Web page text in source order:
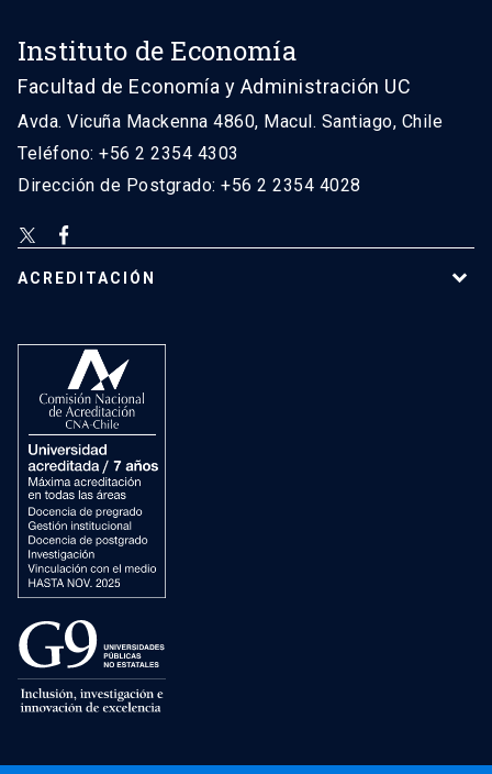
Instituto de Economía
Facultad de Economía y Administración UC
Avda. Vicuña Mackenna 4860, Macul. Santiago, Chile
Teléfono: +56 2 2354 4303
Dirección de Postgrado: +56 2 2354 4028
ACREDITACIÓN